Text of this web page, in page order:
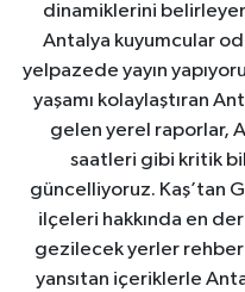
dinamiklerini
Antalya kuyumcular
yelpazede yayın
yaşamı kolaylaştıran
gelen yerel raporlar,
saatleri gibi kritik
güncelliyoruz. Kaş’tan
ilçeleri hakkında en
gezilecek yerler
yansıtan içeriklerle